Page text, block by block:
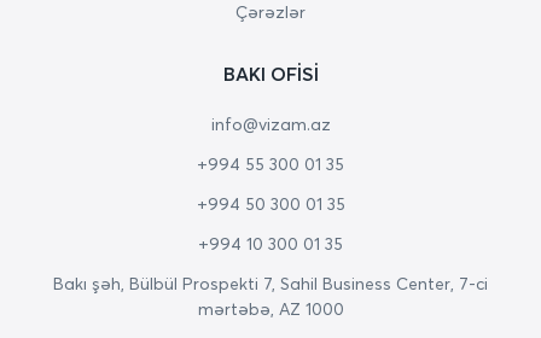
Çərəzlər
BAKI OFISI
info@vizam.az
+994 55 300 01 35
+994 50 300 01 35
+994 10 300 01 35
Bakı şəh, Bülbül Prospekti 7, Sahil Business Center, 7-ci
mərtəbə, AZ 1000